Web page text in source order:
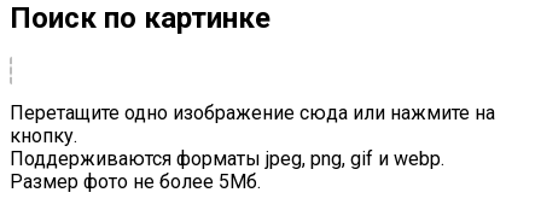
Поиск по картинке
Перетащите одно изображение сюда или нажмите на
кнопку.
Поддерживаются форматы jpeg, png, gif и webp.
Размер фото не более 5Mб.